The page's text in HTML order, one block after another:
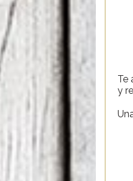
Te
y